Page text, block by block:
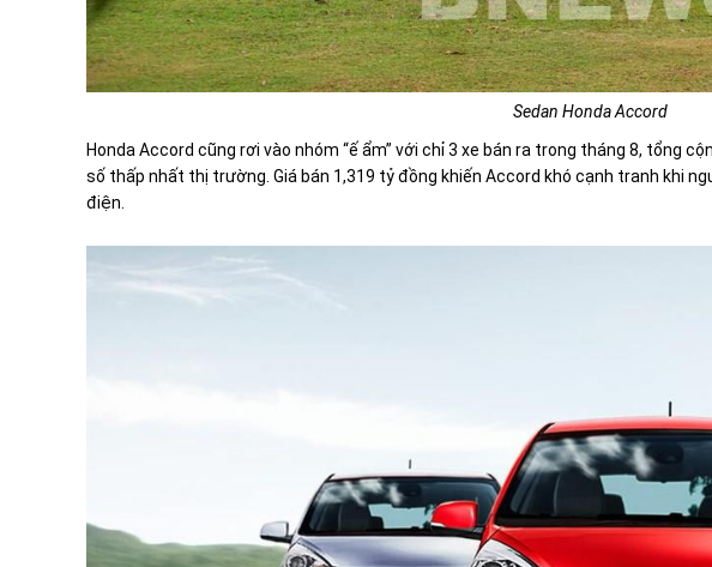
Sedan Honda Accord
Honda Accord cũng rơi vào nhóm “ế ẩm” với chỉ 3 xe bán ra trong tháng 8, tổng
số thấp nhất thị trường. Giá bán 1,319 tỷ đồng khiến Accord khó cạnh tranh khi
điện.